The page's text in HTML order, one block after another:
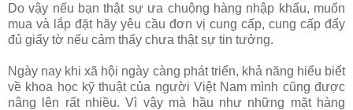
Do vậy nếu bạn thật sự ưa chuộng hàng nhập khẩu, muốn
mua và lắp đặt hãy yêu cầu đơn vị cung cấp, cung cấp đẩy
đủ giấy tờ nếu cảm thấy chưa thật sự tin tưởng.
Ngày nay khi xã hội ngày càng phát triển, khả năng hiểu biết
về khoa học kỹ thuật của người Việt Nam mình cũng được
nâng lên rất nhiều. Vì vậy mà hầu như những mặt hàng